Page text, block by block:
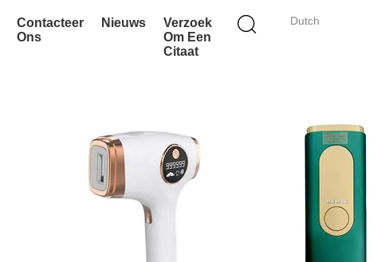
Dutch
Contacteer
Ons
Nieuws
Verzoek
Om Een
Citaat